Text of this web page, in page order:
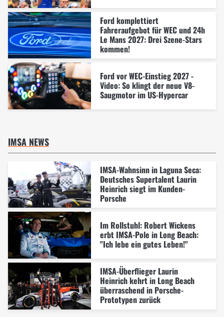
Ford komplettiert
Fahreraufgebot für WEC und 24h
Le Mans 2027: Drei Szene-Stars
kommen!
Ford vor WEC-Einstieg 2027 -
Video: So klingt der neue V8-
Saugmotor im US-Hypercar
IMSA NEWS
IMSA-Wahnsinn in Laguna Seca:
Deutsches Supertalent Laurin
Heinrich siegt im Kunden-
Porsche
Im Rollstuhl: Robert Wickens
erbt IMSA-Pole in Long Beach:
"Ich lebe ein gutes Leben!"
IMSA-Überflieger Laurin
Heinrich kehrt in Long Beach
überraschend in Porsche-
Prototypen zurück